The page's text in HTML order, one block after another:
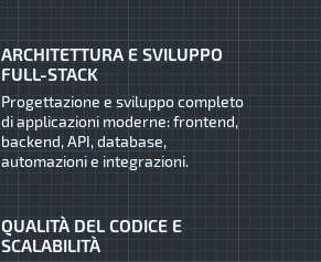
ARCHITETTURA E SVILUPPO
FULL-STACK
Progettazione e sviluppo completo
di applicazioni moderne: frontend,
backend, API, database,
automazioni e integrazioni.
QUALITÀ DEL CODICE E
SCALABILITÀ